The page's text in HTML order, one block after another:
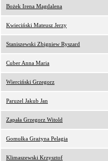
Bożek Irena Magdalena
Kwieciński Mateusz Jerzy
Staniszewski Zbigniew Ryszard
Cuber Anna Maria
Wierciński Grzegorz
Paruzel Jakub Jan
Zapała Grzegorz Witold
Gomułka Grażyna Pelagia
Klimaszewski Krzysztof